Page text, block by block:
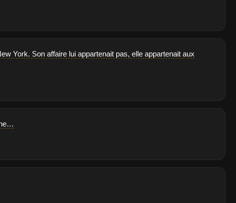
York. Son affaire lui appartenait pas, elle appartenait aux